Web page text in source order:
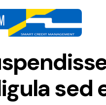
Home
Bedrijfsprofiel
sed